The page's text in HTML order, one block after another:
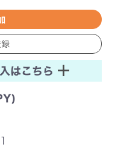
はこちら